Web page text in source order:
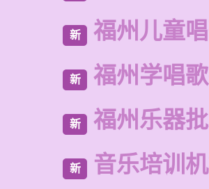
新 福州儿童
新 福州学唱
新 福州乐器
新 音乐培训